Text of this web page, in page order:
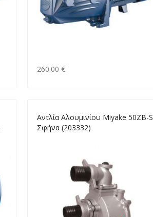
260.00 €
Αντλία Αλουμινίου Miyake 50ΖΒ-S
Σφήνα (203332)